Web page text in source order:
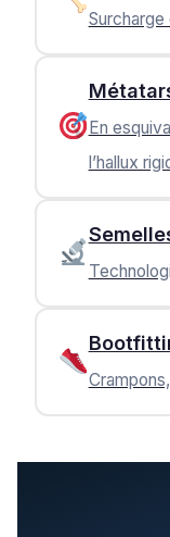
En
l’hallux